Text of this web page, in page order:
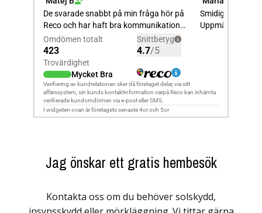
Jag önskar ett gratis hembesök
Kontakta oss om du behöver solskydd,